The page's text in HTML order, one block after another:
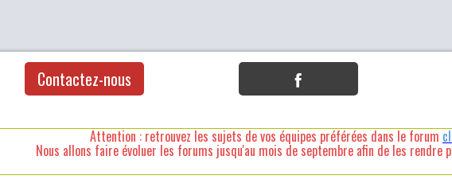
Contactez-nous
Attention : retrouvez les sujets de vos équipes préférées dans le forum
Nous allons faire évoluer les forums jusqu'au mois de septembre afin de les rendre